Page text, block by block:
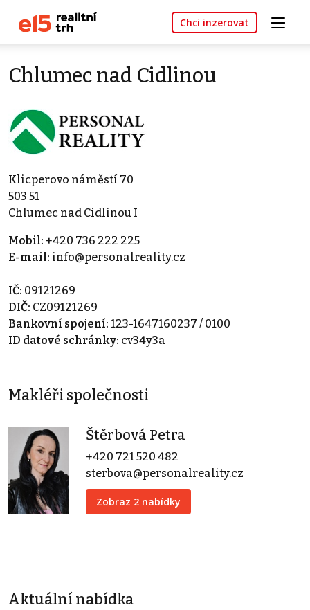
Chci inzerovat
Chlumec nad Cidlinou
Klicperovo náměstí 70
503 51
Chlumec nad Cidlinou I
Mobil: +420 736 222 225
E-mail: info@personalreality.cz
IČ: 09121269
DIČ: CZ09121269
Bankovní spojení: 123-1647160237 / 0100
ID datové schránky: cv34y3a
Makléři společnosti
Štěrbová Petra
+420 721 520 482
sterbova@personalreality.cz
Zobraz 2 nabídky
Aktuální nabídka